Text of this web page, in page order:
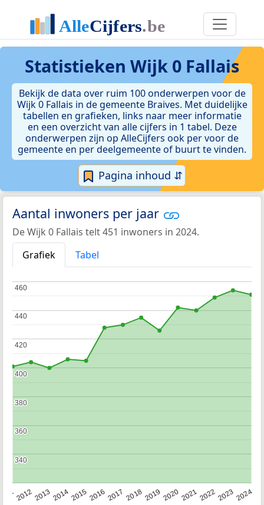
Statistieken Wijk 0 Fallais
Bekijk de data over ruim 100 onderwerpen voor de
Wijk 0 Fallais in de gemeente Braives. Met duidelijke
tabellen en grafieken, links naar meer informatie
en een overzicht van alle cijfers in 1 tabel. Deze
onderwerpen zijn op AlleCijfers ook per voor de
gemeente en per deelgemeente of buurt te vinden.
Pagina inhoud ⇵
Aantal inwoners per jaar
De Wijk 0 Fallais telt 451 inwoners in 2024.
Grafiek
Tabel
201220132014201520162017 20182019 20202021202220232024
340
340
360
360
380
380
400
400
420
420
440
440
460
460